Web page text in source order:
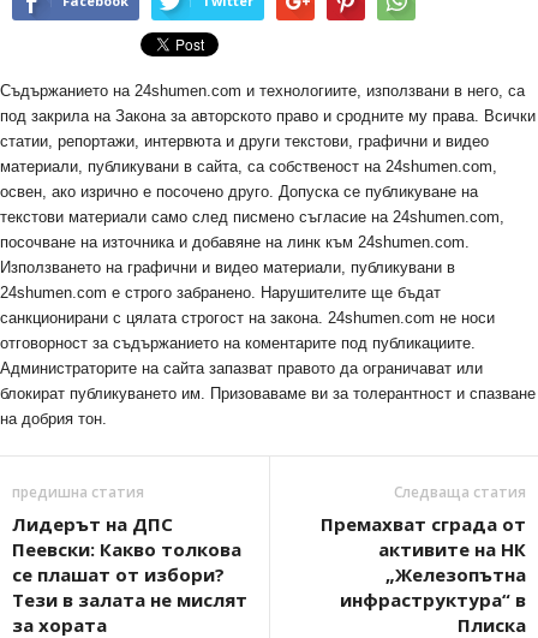
Съдържанието на 24shumen.com и технологиите, използвани в него, са
под закрила на Закона за авторското право и сродните му права. Всички
статии, репортажи, интервюта и други текстови, графични и видео
материали, публикувани в сайта, са собственост на 24shumen.com,
освен, ако изрично е посочено друго. Допуска се публикуване на
текстови материали само след писмено съгласие на 24shumen.com,
посочване на източника и добавяне на линк към 24shumen.com.
Използването на графични и видео материали, публикувани в
24shumen.com е строго забранено. Нарушителите ще бъдат
санкционирани с цялата строгост на закона. 24shumen.com не носи
отговорност за съдържанието на коментарите под публикациите.
Администраторите на сайта запазват правото да ограничават или
блокират публикуването им. Призоваваме ви за толерантност и спазване
на добрия тон.
предишна статия
Лидерът на ДПС
Пеевски: Какво толкова
се плашат от избори?
Тези в залата не мислят
за хората
Следваща статия
Премахват сграда от
активите на НК
„Железопътна
инфраструктура“ в
Плиска